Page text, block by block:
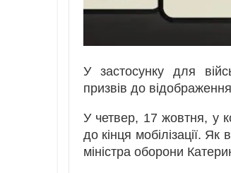
У застосунку для
призвів до
У четвер, 17 жовтня, у
до кінця мобілізації.
міністра оборони